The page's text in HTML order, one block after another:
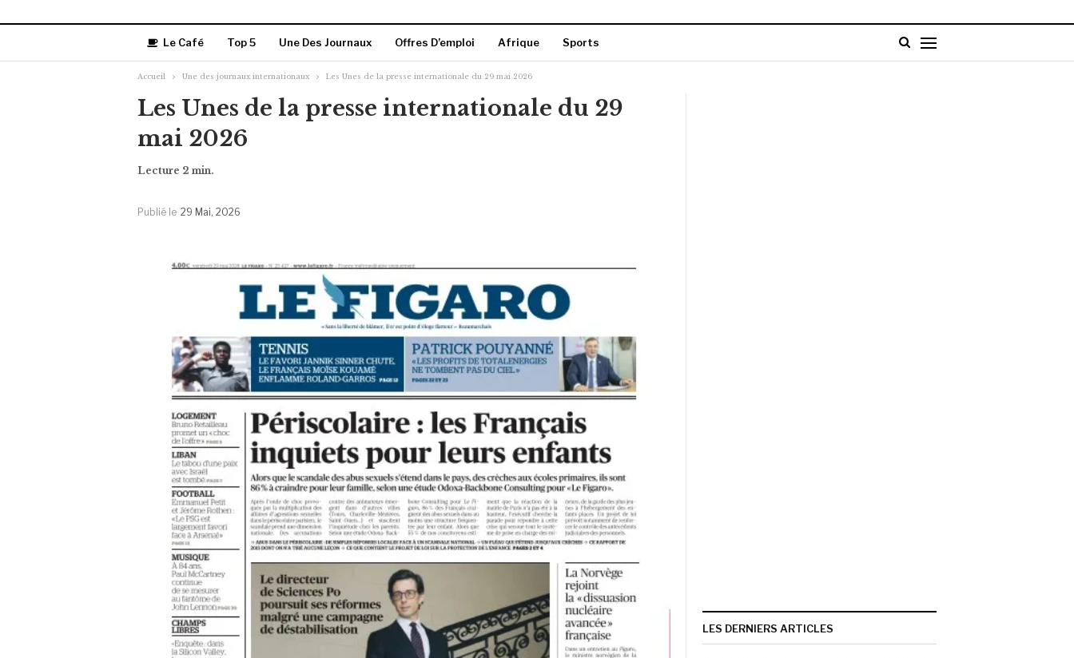
Le Café Top 5 Une Des Journaux Offres D’emploi Afrique Sports
Accueil Une des journaux internationaux Les Unes de la presse internationale du 29 mai 2026
Les Unes de la presse internationale du 29
mai 2026
Publié le 29 Mai, 2026
LES DERNIERS ARTICLES